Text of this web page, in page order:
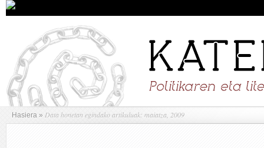
Hasiera » Data honetan egindako artikuluak: maiatza, 2009